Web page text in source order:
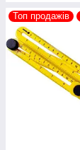
Топ продажів